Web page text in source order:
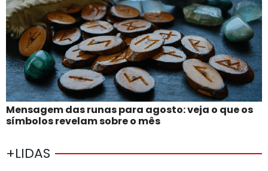
Mensagem das runas para agosto: veja o que os
símbolos revelam sobre o mês
+LIDAS